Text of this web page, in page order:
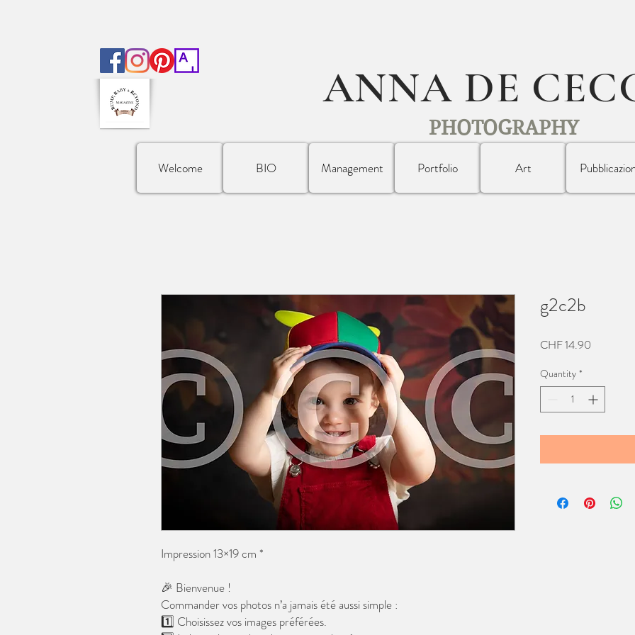
ANNA DE
PHOTOGRAPHY
Welcome BIO Management Portfolio Art
Impression 13×19 cm *
🎉 Bienvenue !
Commander vos photos n’a jamais été aussi simple :
1️⃣ Choisissez vos images préférées.
g2c2b
CHF 14.90
Quantity *